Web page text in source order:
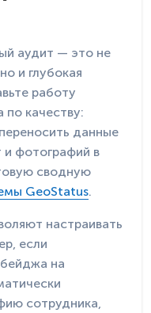
аудит — это не
и глубокая
работу
по качеству:
данные
и фотографий в
сводную
GeoStatus.
настраивать
если
на
сотрудника,